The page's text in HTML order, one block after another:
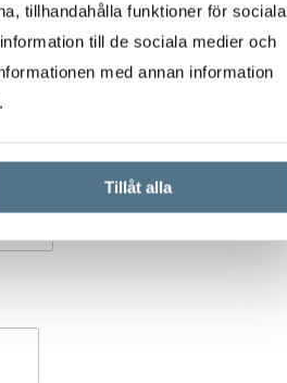
tillhandahålla funktioner för sociala
till de sociala medier och
med annan information
Tillåt alla